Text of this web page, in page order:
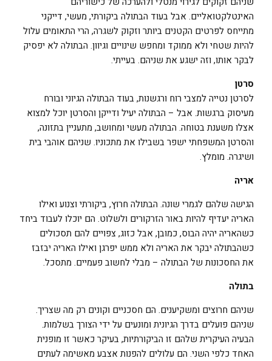
האינטלקטואליים. אבל בעוד הבתולה ביקורתי, מעשי, דייקני
מתייחס לפרטים הקטנים ביותר וזקוק לשגרה, הרי התאומים עלול
להיות שטחי ולא ממוקד ומחפש שינויים וגיוון. הבתולה לא יפסיק
לבקר אותו, וזה ישגע את שניהם. בעייתי.
סרטן
לסרטן נטייה למצבי רוח ורגשנות, בעוד הבתולה הגיוני ובורח
מעיסוק ברגשות. אבל – הבתולה יעיל ודייקן והסרטן יוכל למצוא
אצלו משענת בטוחה. הבתולה מעשי ומחושב, מתעניין בתזונה,
והסרטן המשפחתי ישפר בשבילו את מתכוניו. שניהם אוהבי בית
ושיגרה. מומלץ.
אריה
הגישה שלהם לגמרי שונה. הבתולה חרוץ, ביקורתי וצנוע ואילו
האריה יעדיף להיות באור הזרקורים ולשלוט. הם יוכלו לעבוד ביחד
כשהאריה יהיה הבוס, כמובן, אבל כזוג, צפויים להם תסכולים
כשהבתולה יבקר את האריה ולא ממש יפרגן ואילו האריה יבזבז
את החסכונות של הבתולה – מבלי לחשוב פעמיים. מתסכל.
בתולה
שניהם חרוצים ומשקיענים. הם חסכניים וקונים רק מה שצריך.
שניהם פועלים בדרך הגיונית ומונעים על ידי הצורך בשלמות.
הבעיה העיקרית שלהם זו הביקורתיות, בעיקר כאשר זו מופנית
האחד כלפי השני. הם עלולים להפנות אצבע מאשימה לעתים